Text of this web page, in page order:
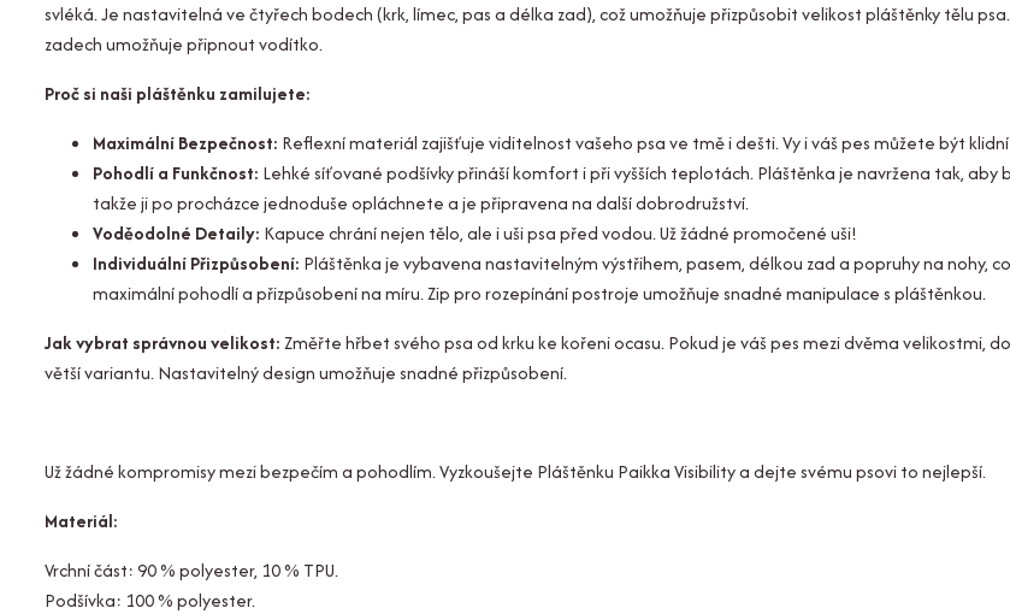
svléká. Je nastavitelná ve čtyřech bodech (krk, límec, pas a délka zad), což umožňuje přizpůsobit velikost pláštěnky tělu
zadech umožňuje připnout vodítko.
Proč si naši pláštěnku zamilujete:
Maximální Bezpečnost: Reflexní materiál zajišťuje viditelnost vašeho psa ve tmě i dešti. Vy i váš pes můžete být
Pohodlí a Funkčnost: Lehké síťované podšívky přináší komfort i při vyšších teplotách. Pláštěnka je navržena tak, aby
takže ji po procházce jednoduše opláchnete a je připravena na další dobrodružství.
Voděodolné Detaily: Kapuce chrání nejen tělo, ale i uši psa před vodou. Už žádné promočené uši!
Individuální Přizpůsobení: Pláštěnka je vybavena nastavitelným výstřihem, pasem, délkou zad a popruhy na nohy,
maximální pohodlí a přizpůsobení na míru. Zip pro rozepínání postroje umožňuje snadné manipulace s pláštěnkou.
Jak vybrat správnou velikost:Změřte hřbet svého psa od krku ke kořeni ocasu. Pokud je váš pes mezi dvěma velikostmi,
větší variantu. Nastavitelný design umožňuje snadné přizpůsobení.
Už žádné kompromisy mezi bezpečím a pohodlím. Vyzkoušejte Pláštěnku Paikka Visibility a dejte svému psovi to nejlepší.
Materiál:
Vrchní část: 90 % polyester, 10 % TPU.
Podšívka: 100 % polyester.